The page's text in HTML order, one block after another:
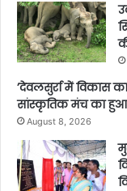
’देवलसुर्रा में विकास
सांस्कृतिक मंच का हुआ
August 8, 2026